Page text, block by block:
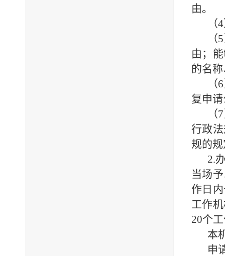
由。
（4
（5
由；
的名
（6
复申
（7
行政
规的
2.
当场
作日
工作
20个
本
申